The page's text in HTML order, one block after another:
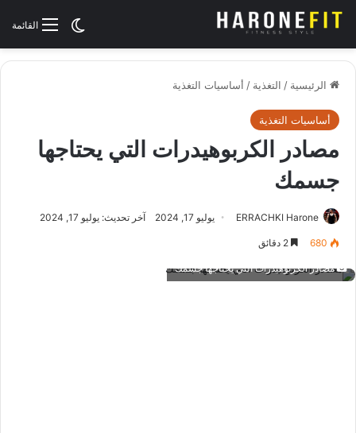
القائمةالوضع
الرئيسية / التغذية / أساسيات التغذية
أساسيات التغذية
مصادر الكربوهيدرات التي يحتاجها
جسمك
ERRACHKI Harone يوليو 17, 2024 آخر تحديث: يوليو 17, 2024
680
مصادر الكربوهيدرات التي يحتاجها جسمك